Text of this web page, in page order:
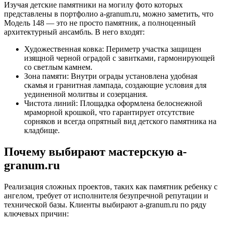
Изучая детские памятники на могилу фото которых
представлены в портфолио a-granum.ru, можно заметить, что
Модель 148 — это не просто памятник, а полноценный
архитектурный ансамбль. В него входят:
Художественная ковка: Периметр участка защищен
изящной черной оградой с завитками, гармонирующей
со светлым камнем.
Зона памяти: Внутри ограды установлена удобная
скамья и гранитная лампада, создающие условия для
уединенной молитвы и созерцания.
Чистота линий: Площадка оформлена белоснежной
мраморной крошкой, что гарантирует отсутствие
сорняков и всегда опрятный вид детского памятника на
кладбище.
Почему выбирают мастерскую a-
granum.ru
Реализация сложных проектов, таких как памятник ребенку с
ангелом, требует от исполнителя безупречной репутации и
технической базы. Клиенты выбирают a-granum.ru по ряду
ключевых причин: